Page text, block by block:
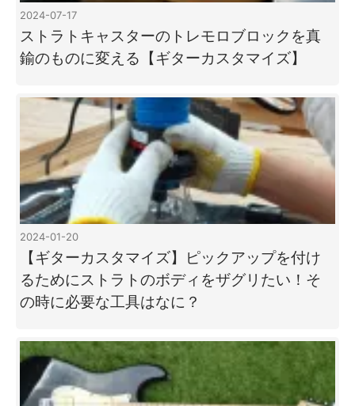
2024-07-17
ストラトキャスターのトレモロブロックを真
鍮のものに変える【ギターカスタマイズ】
2024-01-20
【ギターカスタマイズ】ピックアップを付け
るためにストラトのボディをザグリたい！そ
の時に必要な工具はなに？